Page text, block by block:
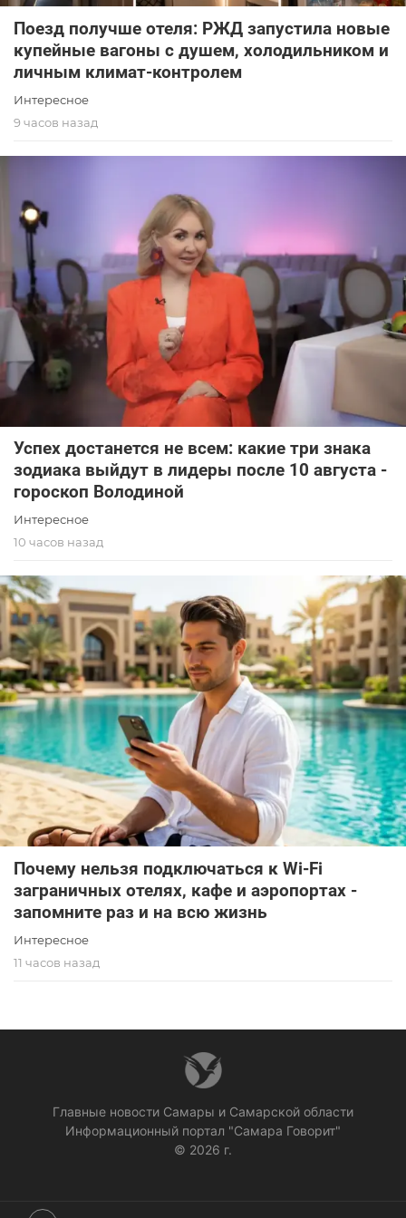
Поезд получше отеля: РЖД запустила новые
купейные вагоны с душем, холодильником и
личным климат-контролем
Интересное
9 часов назад
Успех достанется не всем: какие три знака
зодиака выйдут в лидеры после 10 августа -
гороскоп Володиной
Интересное
10 часов назад
Почему нельзя подключаться к Wi-Fi
заграничных отелях, кафе и аэропортах -
запомните раз и на всю жизнь
Интересное
11 часов назад
Главные новости Самары и Самарской области
Информационный портал "Самара Говорит"
© 2026 г.